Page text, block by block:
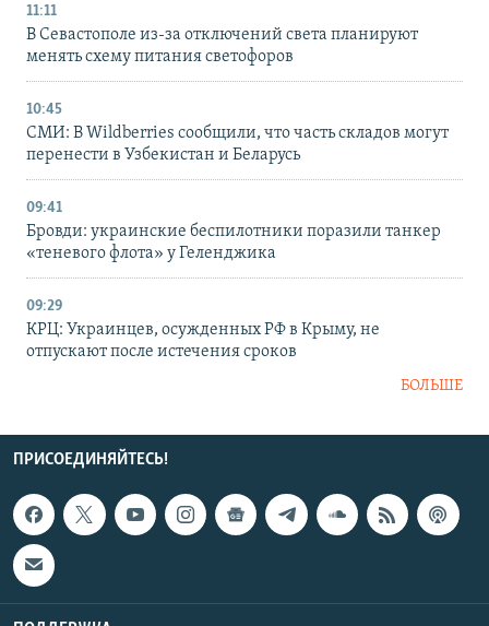
11:11
В Севастополе из-за отключений света планируют
менять схему питания светофоров
10:45
СМИ: В Wildberries сообщили, что часть складов могут
перенести в Узбекистан и Беларусь
09:41
Бровди: украинские беспилотники поразили танкер
«теневого флота» у Геленджика
09:29
КРЦ: Украинцев, осужденных РФ в Крыму, не
отпускают после истечения сроков
БОЛЬШЕ
ПРИСОЕДИНЯЙТЕСЬ!